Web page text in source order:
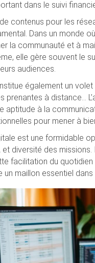
dans le suivi
contenus pour les
Dans un monde
la communauté et à
elle gère souvent le
audiences.
également un
prenantes à distance…
aptitude à la
pour mener à
est une formidable
diversité des
facilitation du
un maillon essentiel